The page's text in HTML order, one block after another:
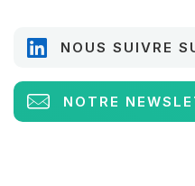
NOUS SUIVRE
NOTRE